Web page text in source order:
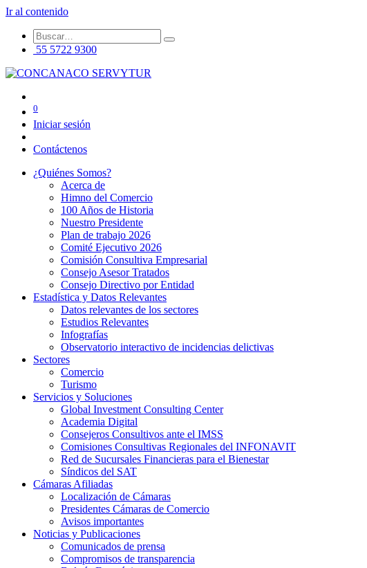
Ir al contenido
55 5722 9300
0
Iniciar sesión
Contáctenos
¿Quiénes Somos?
Acerca de
Himno del Comercio
100 Años de Historia
Nuestro Presidente
Plan de trabajo 2026
Comité Ejecutivo 2026
Comisión Consultiva Empresarial
Consejo Asesor Tratados
Consejo Directivo por Entidad
Estadística y Datos Relevantes
Datos relevantes de los sectores
Estudios Relevantes
Infografías
Observatorio interactivo de incidencias delictivas
Sectores
Comercio
Turismo
Servicios y Soluciones
Global Investment Consulting Center
Academia Digital
Consejeros Consultivos ante el IMSS
Comisiones Consultivas Regionales del INFONAVIT
Red de Sucursales Financieras para el Bienestar
Síndicos del SAT
Cámaras Afiliadas
Localización de Cámaras
Presidentes Cámaras de Comercio
Avisos importantes
Noticias y Publicaciones
Comunicados de prensa
Compromisos de transparencia